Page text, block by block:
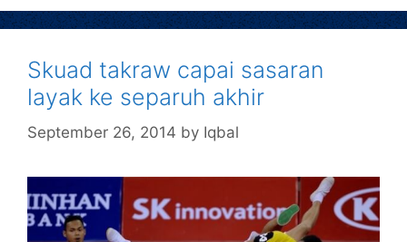
Skuad takraw capai sasaran
layak ke separuh akhir
September 26, 2014 by Iqbal